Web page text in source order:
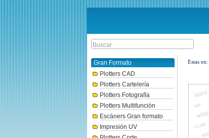
Gran Formato
Plotters CAD
Plotters Cartelería
Plotters Fotografía
Plotters Multifunción
Escáners Gran formato
Impresión UV
Estas en: